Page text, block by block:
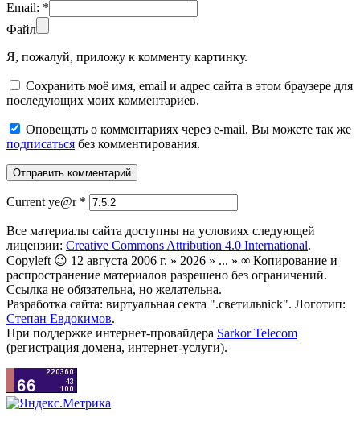
Email: *
Файл
Я, пожалуй, приложу к комменту картинку.
Сохранить моё имя, email и адрес сайта в этом браузере для
последующих моих комментариев.
Оповещать о комментариях через e-mail. Вы можете так же
подписаться без комментирования.
Current ye@r *
Все материалы сайта доступны на условиях следующей
лицензии: Creative Commons Attribution 4.0 International.
Copyleft 😉 12 августа 2006 г. » 2026 » ... » ∞ Копирование и
распространение материалов разрешено без ограничений.
Ссылка не обязательна, но желательна.
Разработка сайта: виртуальная секта ".светильnick". Логотип:
Степан Евдокимов.
При поддержке интернет-провайдера Sarkor Telecom
(регистрация домена, интернет-услуги).